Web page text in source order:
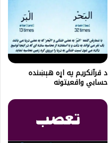
د قرآنکريم په اړه هېښنده
حسابي واقعيتونه